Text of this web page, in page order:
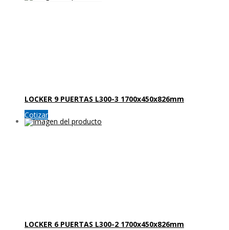
LOCKER 9 PUERTAS L300-3 1700x450x826mm
Cotizar
LOCKER 6 PUERTAS L300-2 1700x450x826mm